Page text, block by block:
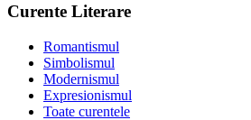
Curente Literare
Romantismul
Simbolismul
Modernismul
Expresionismul
Toate curentele